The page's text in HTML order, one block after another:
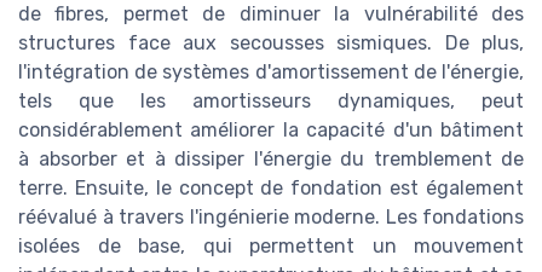
de fibres, permet de diminuer la vulnérabilité des
structures face aux secousses sismiques. De plus,
l'intégration de systèmes d'amortissement de l'énergie,
tels que les amortisseurs dynamiques, peut
considérablement améliorer la capacité d'un bâtiment
à absorber et à dissiper l'énergie du tremblement de
terre. Ensuite, le concept de fondation est également
réévalué à travers l'ingénierie moderne. Les fondations
isolées de base, qui permettent un mouvement